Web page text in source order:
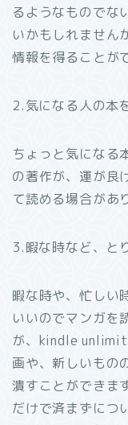
るようなものでな
いかもしれません
情報を得ることが
2.気になる人の本
ちょっと気になる
の著作が、運が
て読める場合があ
3.暇な時など、と
暇な時や、忙しい
いいのでマンガを
が、kindle
画や、新しいもの
潰すことができま
だけで済まずにつ